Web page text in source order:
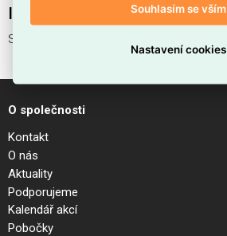
Interní název produktu
Svítidlo MOD175WL-01B
O společnosti
Kontakt
O nás
Aktuality
Podporujeme
Kalendář akcí
Pobočky
Souhlasím se vším
Nastavení cookies